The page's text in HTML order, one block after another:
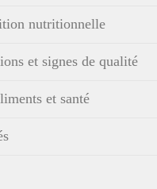
nutritionnelle
et signes de qualité
et santé